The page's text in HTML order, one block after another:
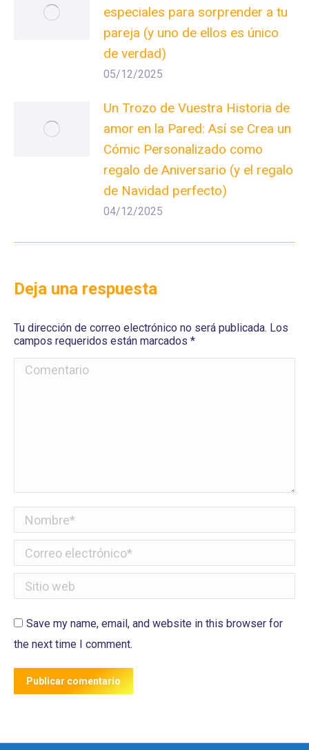
especiales para sorprender a tu
pareja (y uno de ellos es único
de verdad)
05/12/2025
Un Trozo de Vuestra Historia de
amor en la Pared: Así se Crea un
Cómic Personalizado como
regalo de Aniversario (y el regalo
de Navidad perfecto)
04/12/2025
Deja una respuesta
Tu dirección de correo electrónico no será publicada. Los
campos requeridos están marcados *
Comentario
Nombre *
Correo electrónico *
Sitio web
Save my name, email, and website in this browser for
the next time I comment.
Publicar comentario